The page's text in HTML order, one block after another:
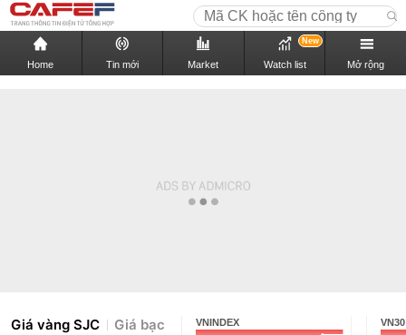
Home Tin mới Market Watch list
New
Mở rộng
Giá vàng SJC Giá bạc VNINDEX VN30